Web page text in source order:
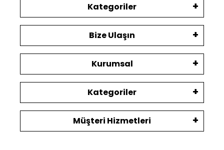
Kategoriler
Bize Ulaşın
Kurumsal
Kategoriler
Müşteri Hizmetleri